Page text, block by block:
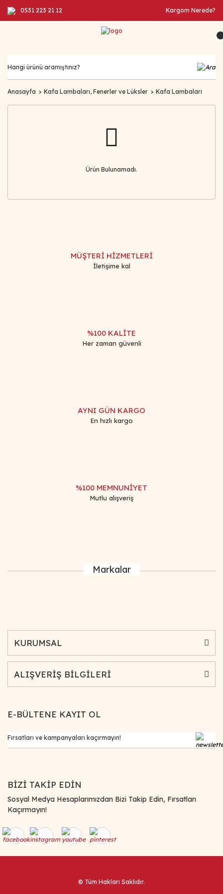
0531 223 21 12 Kargom Nerede?
Anasayfa Kafa Lambaları, Fenerler ve Lüksler Kafa Lambaları
Ürün Bulunamadı.
MÜŞTERİ HİZMETLERİ
İletişime kal
%100 KALİTE
Her zaman güvenli
AYNI GÜN KARGO
En hızlı kargo
%100 MEMNUNİYET
Mutlu alışveriş
Markalar
KURUMSAL
ALIŞVERİŞ BİLGİLERİ
E-BÜLTENE KAYIT OL
BİZİ TAKİP EDİN
Sosyal Medya Hesaplarımızdan Bizi Takip Edin, Fırsatları
Kaçırmayın!
© Tüm Hakları Saklıdır.